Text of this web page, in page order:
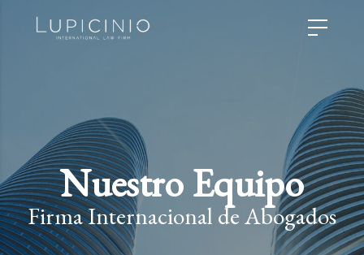
Nuestro Equipo
Firma Internacional de Abogados